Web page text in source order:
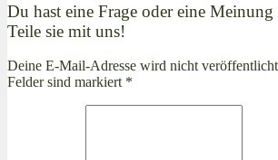
Du hast eine Frage oder eine
Teile sie mit uns!
Deine E-Mail-Adresse wird nicht
Felder sind markiert *